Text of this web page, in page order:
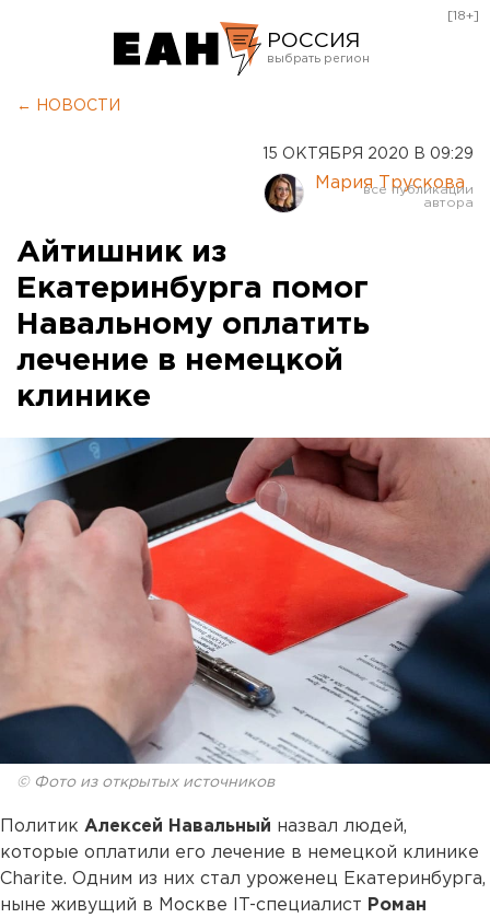
РОССИЯ
Курган
Оренбург
[18+]
← НОВОСТИ
15 ОКТЯБРЯ 2020 В 09:29
Мария Трускова
Айтишник из
Екатеринбурга помог
Навальному оплатить
лечение в немецкой
клинике
© Фото из открытых источников
Политик Алексей Навальный назвал людей,
которые оплатили его лечение в немецкой клинике
Charite. Одним из них стал уроженец Екатеринбурга,
ныне живущий в Москве IT-специалист Роман